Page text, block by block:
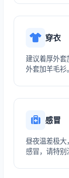
穿衣
建议着厚外
外套加羊毛衫。
感冒
昼夜温差极大
感冒，请特别